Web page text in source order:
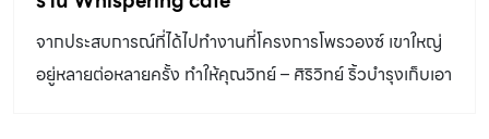
จากประสบการณ์ที่ได้ไปทำงานที่โครงการโพรวองซ์ เขาใหญ่
อยู่หลายต่อหลายครั้ง ทำให้คุณวิทย์ – ศิริวิทย์ ริ้วบํารุงเก็บเอา